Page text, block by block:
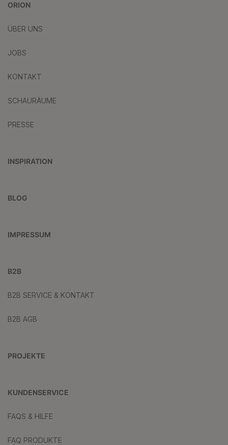
ORION
ÜBER UNS
JOBS
KONTAKT
SCHAURÄUME
PRESSE
INSPIRATION
BLOG
IMPRESSUM
B2B
B2B SERVICE & KONTAKT
B2B AGB
PROJEKTE
KUNDENSERVICE
FAQS & HILFE
FAQ PRODUKTE